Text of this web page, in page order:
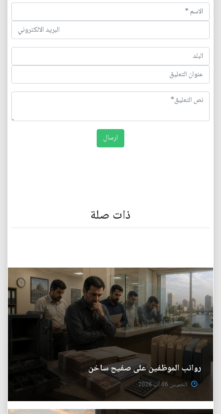
ذات صلة
رواتب الموظفين على صفيح ساخن
الخميس 06 آب 2026